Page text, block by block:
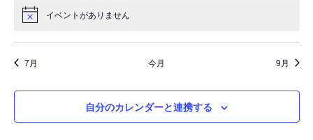
ナ
ゲ
ー
シ
ョ
ン
ン
ダ
ー
Notice イベントがありません
7月 今月 9月
自分のカレンダーと連携する